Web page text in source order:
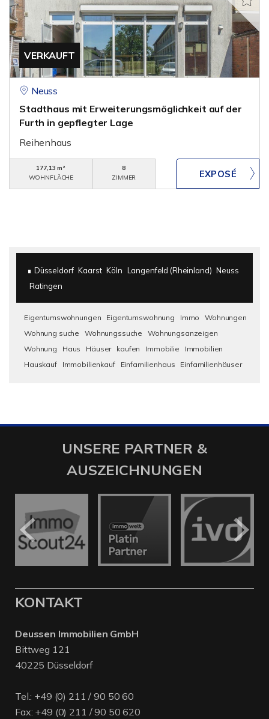
VERKAUFT
Neuss
Stadthaus mit Erweiterungsmöglichkeit auf der
Furth in gepflegter Lage
Reihenhaus
177,13 m²
WOHNFLÄCHE
8
ZIMMER
Düsseldorf Kaarst Köln Langenfeld (Rheinland) Neuss
Ratingen
Eigentumswohnungen Eigentumswohnung Immo
Wohnungen
Wohnung suche
Wohnungssuche
Wohnungsanzeigen
Wohnung
Haus Häuser kaufen Immobilie
Immobilien
Hauskauf
Immobilienkauf Einfamilienhaus Einfamilienhäuser
UNSERE PARTNER &
AUSZEICHNUNGEN
KONTAKT
Deussen Immobilien GmbH
Bittweg 121
40225 Düsseldorf
Tel.: +49 (0) 211 / 90 50 60
Fax: +49 (0) 211 / 90 50 620